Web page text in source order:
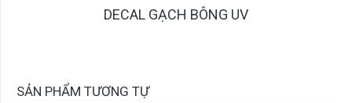
DECAL GẠCH BÔNG UV
SẢN PHẨM TƯƠNG TỰ